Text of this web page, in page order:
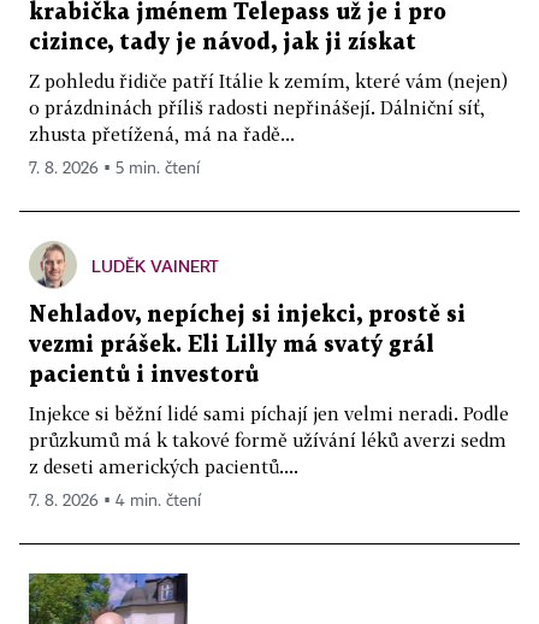
krabička jménem Telepass už je i pro
cizince, tady je návod, jak ji získat
Z pohledu řidiče patří Itálie k zemím, které vám (nejen)
o prázdninách příliš radosti nepřinášejí. Dálniční síť,
zhusta přetížená, má na řadě...
7. 8. 2026 ▪ 5 min. čtení
LUDĚK VAINERT
Nehladov, nepíchej si injekci, prostě si
vezmi prášek. Eli Lilly má svatý grál
pacientů i investorů
Injekce si běžní lidé sami píchají jen velmi neradi. Podle
průzkumů má k takové formě užívání léků averzi sedm
z deseti amerických pacientů....
7. 8. 2026 ▪ 4 min. čtení